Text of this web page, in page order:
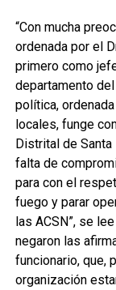
“Con mucha
ordenada por el
primero como
departamento
política,
locales, funge
Distrital de
falta de
para con el
fuego y parar
las ACSN”, se
negaron las
funcionario, que,
organización